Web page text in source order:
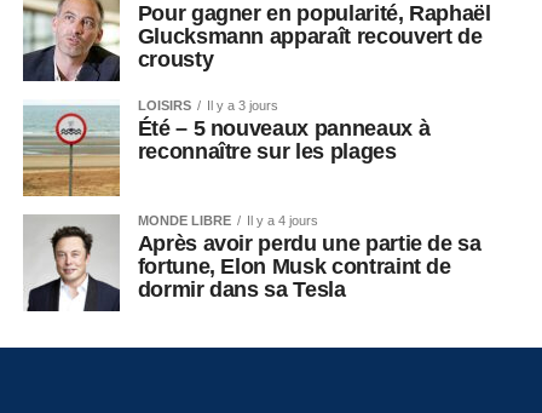
Pour gagner en popularité, Raphaël
Glucksmann apparaît recouvert de
crousty
LOISIRS Il y a 3 jours
Été – 5 nouveaux panneaux à
reconnaître sur les plages
MONDE LIBRE Il y a 4 jours
Après avoir perdu une partie de sa
fortune, Elon Musk contraint de
dormir dans sa Tesla